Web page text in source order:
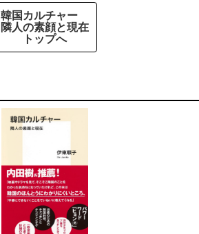
韓国カルチャー
隣人の素顔と現在
トップへ